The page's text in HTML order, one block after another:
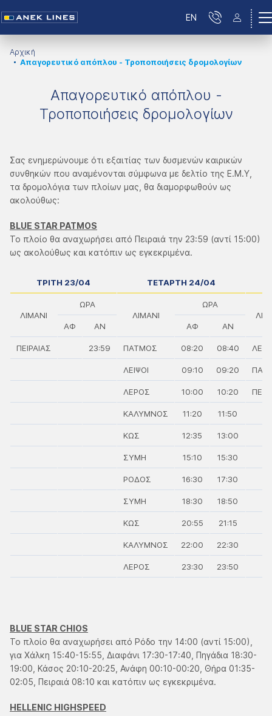
EN
Αρχική
Απαγορευτικό απόπλου - Τροποποιήσεις δρομολογίων
Απαγορευτικό απόπλου -
Τροποποιήσεις δρομολογίων
Σας ενημερώνουμε ότι εξαιτίας των δυσμενών καιρικών
συνθηκών που αναμένονται σύμφωνα με δελτίο της Ε.Μ.Υ,
τα δρομολόγια των πλοίων μας, θα διαμορφωθούν ως
ακολούθως:
BLUE STAR PATMOS
Το πλοίο θα αναχωρήσει από Πειραιά την 23:59 (αντί 15:00)
ως ακολούθως και κατόπιν ως εγκεκριμένα.
ΤΡΙΤΗ 23/04 ΤΕΤΑΡΤΗ 24/04
ΛΙΜΑΝΙ
ΩΡΑ
ΛΙΜΑΝΙ
ΩΡΑ
ΑΦ
ΑΝ ΑΦ ΑΝ
ΠΕΙΡΑΙΑΣ 23:59 ΠΑΤΜΟΣ 08:20 08:40
ΛΕΙΨΟΙ 09:10 09:20
ΛΕΡΟΣ 10:00 10:20
ΚΑΛΥΜΝΟΣ 11:20 11:50
ΚΩΣ 12:35 13:00
ΣΥΜΗ 15:10 15:30
ΡΟΔΟΣ 16:30 17:30
ΣΥΜΗ 18:30 18:50
ΚΩΣ 20:55 21:15
ΚΑΛΥΜΝΟΣ 22:00 22:30
ΛΕΡΟΣ 23:30 23:50
BLUE STAR CHIOS
Το πλοίο θα αναχωρήσει από Ρόδο την 14:00 (αντί 15:00),
για Χάλκη 15:40-15:55, Διαφάνι 17:30-17:40, Πηγάδια 18:30-
19:00, Κάσος 20:10-20:25, Ανάφη 00:10-00:20, Θήρα 01:35-
02:05, Πειραιά 08:10 και κατόπιν ως εγκεκριμένα.
HELLENIC HIGHSPEED